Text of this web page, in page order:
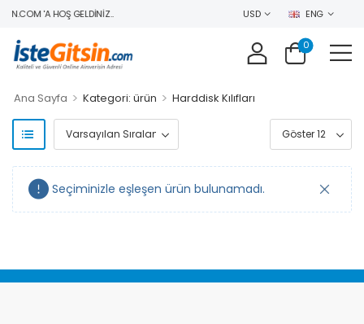
'A HOŞ GELDINIZ.. USD ENG
0
Ana Sayfa > Kategori: ürün > Harddisk Kılıfları
Seçiminizle eşleşen ürün bulunamadı.